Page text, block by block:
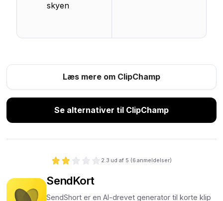
skyen
Læs mere om ClipChamp
Se alternativer til ClipChamp
2.3 ud af 5 (6 anmeldelser)
SendKort
SendShort er en AI-drevet generator til korte klip